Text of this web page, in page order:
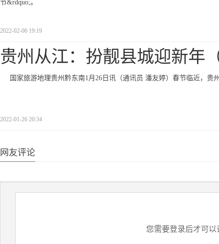
节&rdquo;。
2022-02-06 19:19
贵州从江：扮靓县城迎新年
国家旅游地理贵州黔东南1月26日讯（通讯员 潘友婷）春节临近，贵
2022-01-26 20:34
网友评论
您需要登录后才可以